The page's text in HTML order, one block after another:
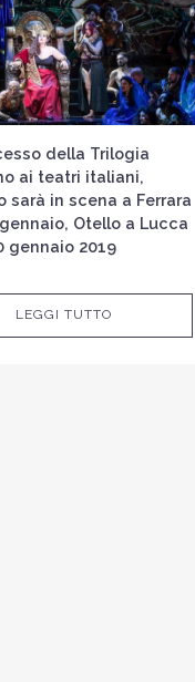
della Trilogia
ai teatri italiani,
sarà in scena a Ferrara
gennaio, Otello a Lucca
gennaio 2019
LEGGI TUTTO